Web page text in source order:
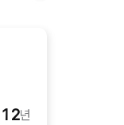
12년